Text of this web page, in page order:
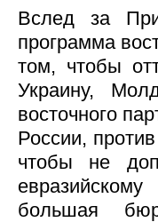
Вслед за
программа
том, чтобы
Украину,
восточного
России,
чтобы не
большая